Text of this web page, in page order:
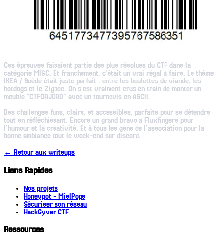
Ces épreuves faisaient partie des plus résolues du CTF dans la
catégorie MISC. Et franchement, c’était un vrai régal à faire. Le thème
IKEA / Suède était juste parfait : entre les boulettes de viande, les
hotdogs et le Zigbee. On s’est vraiment crus en train de monter un
meuble "CTFÖRJORD" avec un tournevis en ASCII.
Des challenges funs, clairs, et accessibles, parfaits pour se détendre
tout en réfléchissant. Encore un grand bravo a Fluxfingers pour
l’humour et la créativité. Et à tous les gens de l’association pour la
bonne ambiance tout le week-end sur discord.
← Retour aux writeups
Liens Rapides
Nos projets
Honeypot - MielPops
Sécuriser son réseau
HackGyver CTF
Ressources